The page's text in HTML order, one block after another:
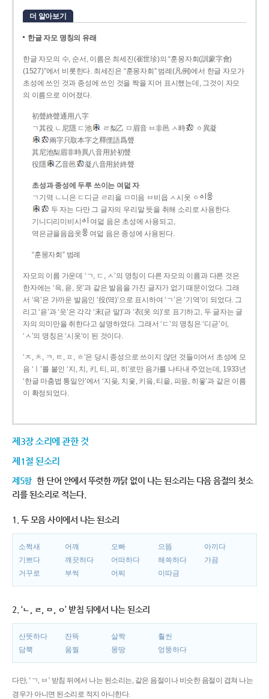
더 알아보기
한글 자모 명칭의 유래
한글 자모의 수, 순서, 이름은 최세진(崔世珍)의 “훈몽자회(訓蒙字會)
(1527)”에서 비롯한다. 최세진은 “훈몽자회” 범례(凡例)에서 한글 자모가
초성에 쓰인 것과 종성에 쓰인 것을 짝을 지어 표시했는데, 그것이 자모
의 이름으로 이어졌다.
初聲終聲通用八字
ㄱ其役 ㄴ尼隱 ㄷ池
ㄹ梨乙 ㅁ眉音 ㅂ非邑 ㅅ時
ㆁ異凝
兩字只取本字之釋俚語爲聲
其尼池梨眉非時異八音用於初聲
役隱
乙音邑 凝八音用於終聲
초성과 종성에 두루 쓰이는 여덟 자
ㄱ기역 ㄴ니은 ㄷ디귿 ㄹ리을 ㅁ미음 ㅂ비읍 ㅅ시옷 ㆁ
두 자는 다만 그 글자의 우리말 뜻을 취해 소리로 사용한다.
기니디리미비시
여덟 음은 초성에 사용되고,
역은귿을음읍옷
여덟 음은 종성에 사용된다.
“훈몽자회” 범례
자모의 이름 가운데 ‘ㄱ, ㄷ, ㅅ’의 명칭이 다른 자모의 이름과 다른 것은
한자에는 ‘윽, 읃, 읏’과 같은 발음을 가진 글자가 없기 때문이었다. 그래
서 ‘윽’은 가까운 발음인 ‘役(역)’으로 표시하여 ‘ㄱ’은 ‘기역’이 되었다. 그
리고 ‘읃’과 ‘읏’은 각각 ‘末(귿 말)’과 ‘衣(옷 의)’로 표기하고, 두 글자는 글
자의 의미만을 취한다고 설명하였다. 그래서 ‘ㄷ’의 명칭은 ‘디귿’이,
‘ㅅ’의 명칭은 ‘시옷’이 된 것이다.
‘ㅈ, ㅊ, ㅋ, ㅌ, ㅍ, ㅎ’은 당시 종성으로 쓰이지 않던 것들이어서 초성에 모
음 ‘ㅣ’를 붙인 ‘지, 치, 키, 티, 피, 히’로만 음가를 나타내 주었는데, 1933년
‘한글 마춤법 통일안’에서 ‘지읒, 치읓, 키읔, 티읕, 피읖, 히읗’과 같은 이름
이 확정되었다.
제3장 소리에 관한 것
제1절 된소리
제5항 한 단어 안에서 뚜렷한 까닭 없이 나는 된소리는 다음 음절의 첫소
리를 된소리로 적는다.
1. 두 모음 사이에서 나는 된소리
소쩍새 어깨 오빠 으뜸
아끼다
기쁘다
깨끗하다 어떠하다 해쓱하다
가끔
거꾸로
부썩 어찌 이따금
2. ‘ㄴ, ㄹ, ㅁ, ㅇ’ 받침 뒤에서 나는 된소리
산뜻하다 잔뜩 살짝
훨씬
담뿍
움찔 몽땅 엉뚱하다
다만, ‘ㄱ, ㅂ’ 받침 뒤에서 나는 된소리는, 같은 음절이나 비슷한 음절이 겹쳐 나는
경우가 아니면 된소리로 적지 아니한다.